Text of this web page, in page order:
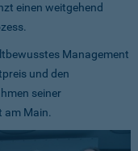
einen weitgehend
Management
und den
seiner
am Main.